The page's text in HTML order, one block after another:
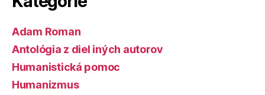
Adam Roman
Antológia z diel iných autorov
Humanistická pomoc
Humanizmus